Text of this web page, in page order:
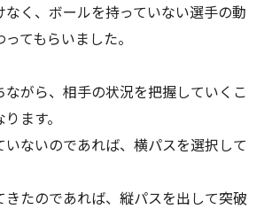
なく、ボールを持っていない選手の動
てもらいました。
ながら、相手の状況を把握していくこ
ます。
ないのであれば、横パスを選択して
きたのであれば、縦パスを出して突破